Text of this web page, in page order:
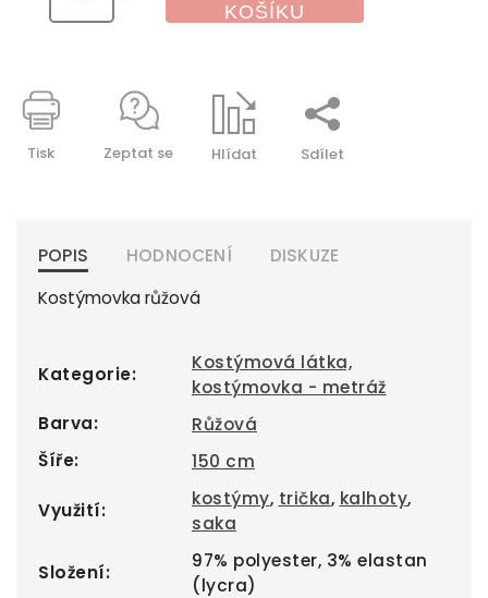
KOŠÍKU
Tisk Zeptat se Hlídat Sdílet
POPIS HODNOCENÍ
DISKUZE
Kostýmovka růžová
Kategorie:
Kostýmová látka,
kostýmovka - metráž
Barva:
Růžová
Šíře: 150 cm
Využití:
kostýmy, trička, kalhoty,
saka
Složení:
97% polyester, 3% elastan
(lycra)